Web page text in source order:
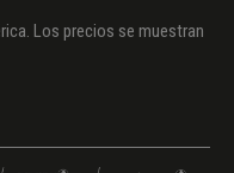
Los precios se muestran